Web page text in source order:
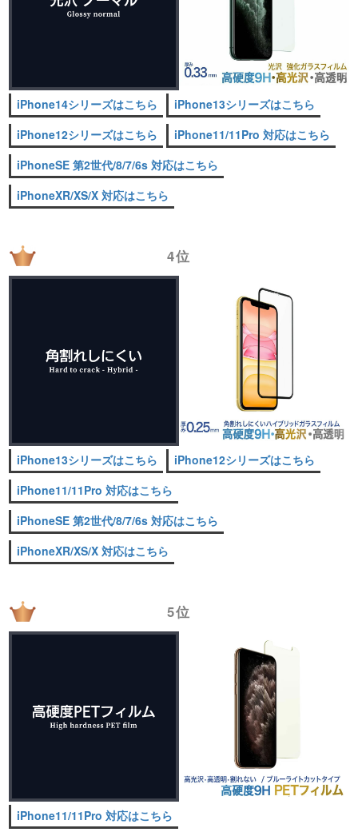
iPhone14シリーズはこちら
iPhone13シリーズはこちら
iPhone12シリーズはこちら
iPhone11/11Pro 対応はこちら
iPhoneSE 第2世代/8/7/6s 対応はこちら
iPhoneXR/XS/X 対応はこちら
4位
iPhone13シリーズはこちら
iPhone12シリーズはこちら
iPhone11/11Pro 対応はこちら
iPhoneSE 第2世代/8/7/6s 対応はこちら
iPhoneXR/XS/X 対応はこちら
5位
iPhone11/11Pro 対応はこちら